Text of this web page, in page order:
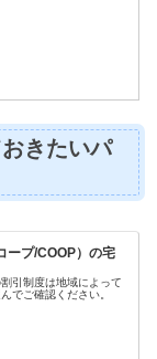
きたいパ
ープ/COOP）の宅
引制度は地域によって
でご確認ください。